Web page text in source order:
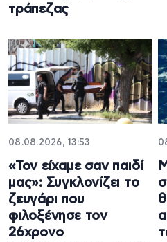
τράπεζας
08.08.2026, 13:53
«Τον είχαμε σαν παιδί
μας»: Συγκλονίζει το
ζευγάρι που
φιλοξένησε τον
26χρονο